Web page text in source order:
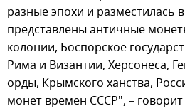
разные эпохи и разместилась
представлены античные
колонии, Боспорское
Рима и Византии, Херсонеса,
орды, Крымского ханства,
монет времен СССР", –